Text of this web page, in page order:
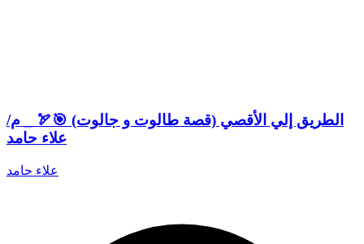
الطريق إلي الأقصي (قصة طالوت و جالوت) ️🎯️🏹 _ م/
علاء حامد
علاء حامد